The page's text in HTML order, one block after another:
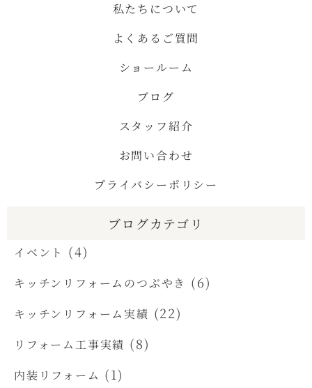
私たちについて
よくあるご質問
ショールーム
ブログ
スタッフ紹介
お問い合わせ
プライバシーポリシー
ブログカテゴリ
イベント (4)
キッチンリフォームのつぶやき (6)
キッチンリフォーム実績 (22)
リフォーム工事実績 (8)
内装リフォーム (1)